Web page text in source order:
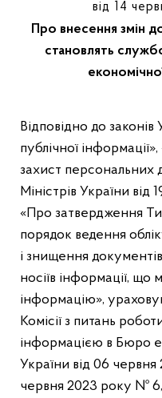
від 14
Про внесення змін
становлять
Відповідно до законів України «Про доступ до
публічної
захист персональних
Міністрів України
«Про затвердження
порядок ведення
і знищення
носіїв інформації, що
інформацію»,
Комісії з питань
інформацією в Бюро
України від 06
червня 2023 року № 6,